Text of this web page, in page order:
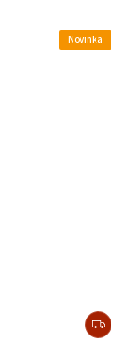
Novinka